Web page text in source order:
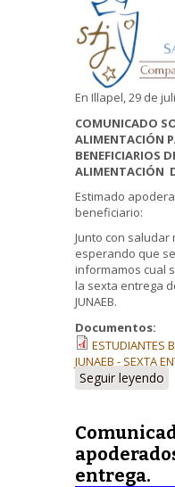
En Illapel, 29 de
COMUNICADO
ALIMENTACIÓN
BENEFICIARIOS
ALIMENTACIÓN
Estimado
beneficiario:
Junto con
esperando que
informamos cual
la sexta entrega
JUNAEB.
Documentos:
ESTUDIANTES
JUNAEB - SEXTA
Seguir leyendo
entrega.